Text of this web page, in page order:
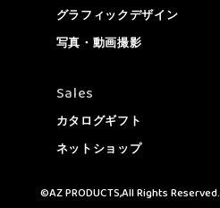
グラフィックデザイン
写真・動画撮影
Sales
カタログギフト
ネットショップ
©AZ PRODUCTS,All Rights Reserved.